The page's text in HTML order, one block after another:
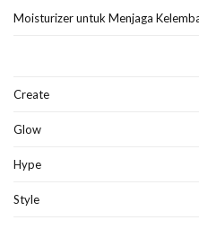
Moisturizer untuk Menjaga
Create
Glow
Hype
Style